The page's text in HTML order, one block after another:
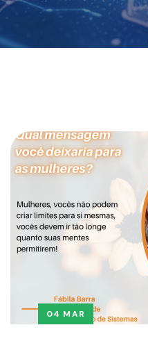
04 MAR